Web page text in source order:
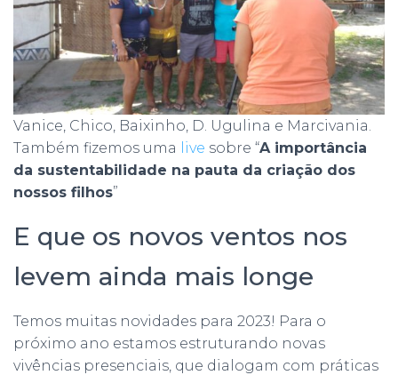
Vanice, Chico, Baixinho, D. Ugulina e Marcivania.
Também fizemos uma
live sobre “A importância
da sustentabilidade na pauta da criação dos
nossos filhos”
E que os novos ventos nos
levem ainda mais longe
Temos muitas novidades para 2023! Para o
próximo ano estamos estruturando novas
vivências presenciais, que dialogam com práticas